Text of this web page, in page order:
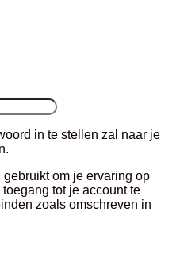
in te stellen zal naar je
om je ervaring op
tot je account te
zoals omschreven in